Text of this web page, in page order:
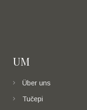
UM
Über uns
Tučepi